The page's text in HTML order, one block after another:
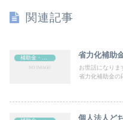
関連記事
補助金・助成金 省力化補助
お世話になりま
省力化補助金の
個人法人ど